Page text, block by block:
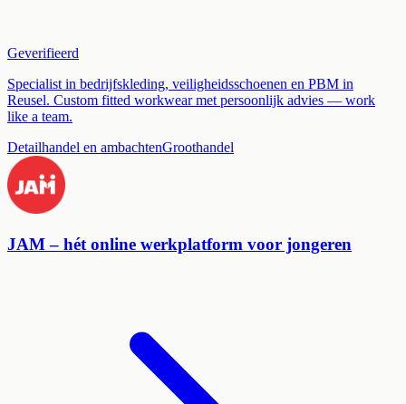
Geverifieerd
Specialist in bedrijfskleding, veiligheidsschoenen en PBM in
Reusel. Custom fitted workwear met persoonlijk advies — work
like a team.
Detailhandel en ambachtenGroothandel
JAM – hét online werkplatform voor jongeren